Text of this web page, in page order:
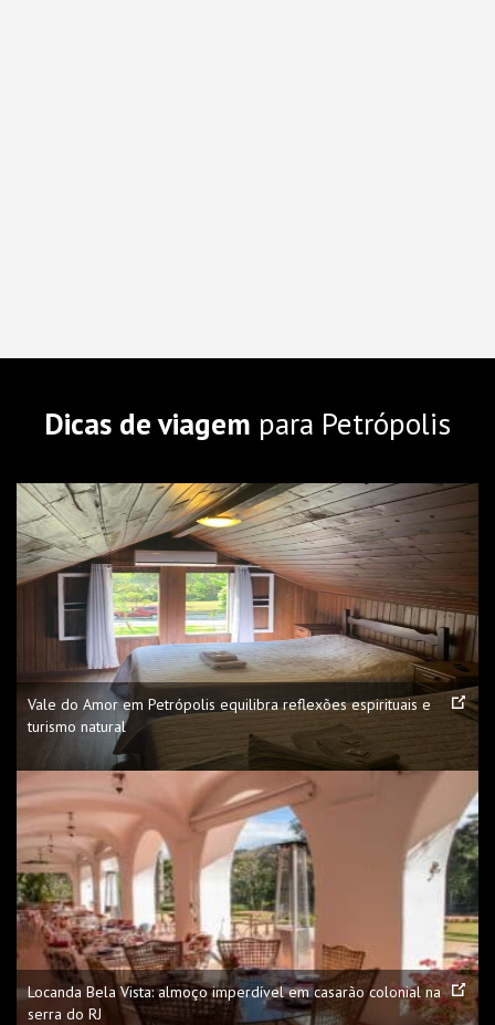
Dicas de viagem para Petrópolis
Vale do Amor em Petrópolis equilibra reflexões espirituais e
turismo natural
Locanda Bela Vista: almoço imperdível em casarão colonial na
serra do RJ